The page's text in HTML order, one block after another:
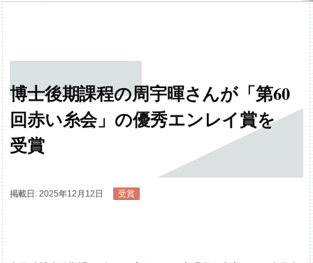
博士後期課程の周宇暉さんが「第60
回赤い糸会」 の優秀エンレイ賞を
受賞
掲載日: 2025年12月12日 受賞